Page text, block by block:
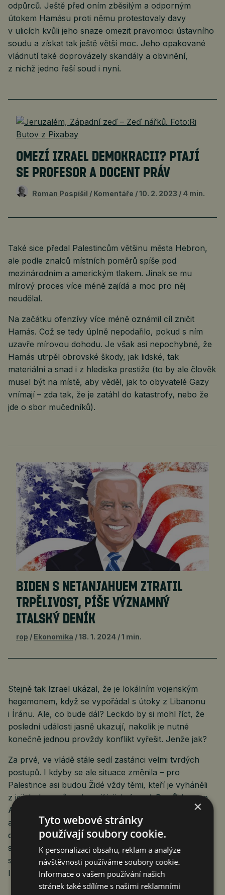
odpůrců. Ještě před oním zběsilým a odporným
útokem Hamásu proti němu protestovaly davy
v ulicích kvůli jeho snaze omezit pravomoci ústavního
soudu a získat tak ještě větší moc. Jeho opakované
vládnutí také doprovázely skandály a obvinění,
z nichž jedno řeší soud i nyní.
OMEZÍ IZRAEL DEMOKRACII? PTAJÍ
SE PROFESOR A DOCENT PRÁV
Roman Pospíšil Komentáře 10. 2. 2023 4 min.
Také sice předal Palestincům většinu města Hebron,
ale podle znalců místních poměrů spíše pod
mezinárodním a americkým tlakem. Jinak se mu
mírový proces více méně zajídá a moc pro něj
neudělal.
Na začátku ofenzívy více méně oznámil cíl zničit
Hamás. Což se tedy úplně nepodařilo, pokud s ním
uzavře mírovou dohodu. Je však asi nepochybné, že
Hamás utrpěl obrovské škody, jak lidské, tak
materiální a snad i z hlediska prestiže (to by ale člověk
musel být na místě, aby věděl, jak to obyvatelé Gazy
vnímají – zda tak, že je zatáhl do katastrofy, nebo že
jde o sbor mučedníků).
BIDEN S NETANJAHUEM ZTRATIL
TRPĚLIVOST, PÍŠE VÝZNAMNÝ
ITALSKÝ DENÍK
rop Ekonomika 18. 1. 2024 1 min.
Stejně tak Izrael ukázal, že je lokálním vojenským
hegemonem, když se vypořádal s útoky z Libanonu
i Íránu. Ale, co bude dál? Leckdo by si mohl říct, že
poslední události jasně ukazují, nakolik je nutné
konečně jednou provždy konflikt vyřešit. Jenže jak?
Za prvé, ve vládě stále sedí zastánci velmi tvrdých
postupů. I kdyby se ale situace změnila – pro
Palestince asi budou Židé vždy těmi, kteří je vyháněli
z jejich domovů a okupují jejich území. Pro Židy zase
Arabové těmi, kdo opakovaně zaútočili na jejich stát
a podporovali i zvěrstva z října 2023. Vždyť za celá
desetiletí, a vezmeme-li v úvahu dění pod britskou
správou, tak už celé staletí, byla jediným úspěchem
s reálným dopadem do omezení násilí dohoda mezi
Izraelem a Egyptem z Camp Davidu.
×
Tyto webové stránky
používají soubory cookie.
K personalizaci obsahu, reklam a analýze
návštěvnosti používáme soubory cookie.
Informace o vašem používání našich
stránek také sdílíme s našimi reklamními